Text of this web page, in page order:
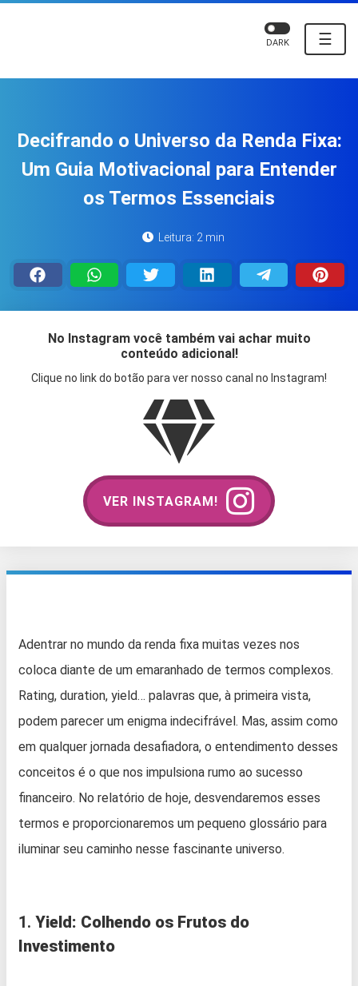
☰
DARK
Decifrando o Universo da Renda Fixa:
Um Guia Motivacional para Entender
os Termos Essenciais
Leitura: 2 min
No Instagram você também vai achar muito
conteúdo adicional!
Clique no link do botão para ver nosso canal no Instagram!
VER INSTAGRAM!
Adentrar no mundo da renda fixa muitas vezes nos
coloca diante de um emaranhado de termos complexos.
Rating, duration, yield… palavras que, à primeira vista,
podem parecer um enigma indecifrável. Mas, assim como
em qualquer jornada desafiadora, o entendimento desses
conceitos é o que nos impulsiona rumo ao sucesso
financeiro. No relatório de hoje, desvendaremos esses
termos e proporcionaremos um pequeno glossário para
iluminar seu caminho nesse fascinante universo.
1. Yield: Colhendo os Frutos do
Investimento